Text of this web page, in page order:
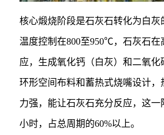
核心煅烧阶段是石灰石转化为白灰
温度控制在800至950℃，石灰石在
应，生成氧化钙（白灰）和二氧化
环形空间布料和蓄热式烧嘴设计，
力强，能让石灰石充分反应，这一
小时，占总周期的60%以上。